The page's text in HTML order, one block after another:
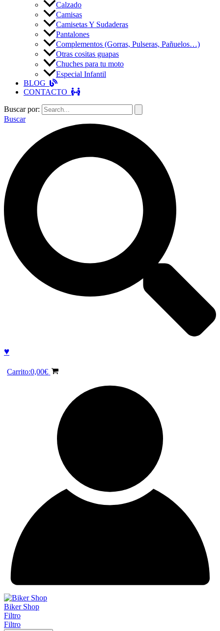
Calzado
Camisas
Camisetas Y Sudaderas
Pantalones
Complementos (Gorras, Pulseras, Pañuelos…)
Otras cositas guapas
Chuches para tu moto
Especial Infantil
BLOG
CONTACTO
Buscar por:
Buscar
♥
Carrito:0,00€
Biker Shop
Filtro
Filtro